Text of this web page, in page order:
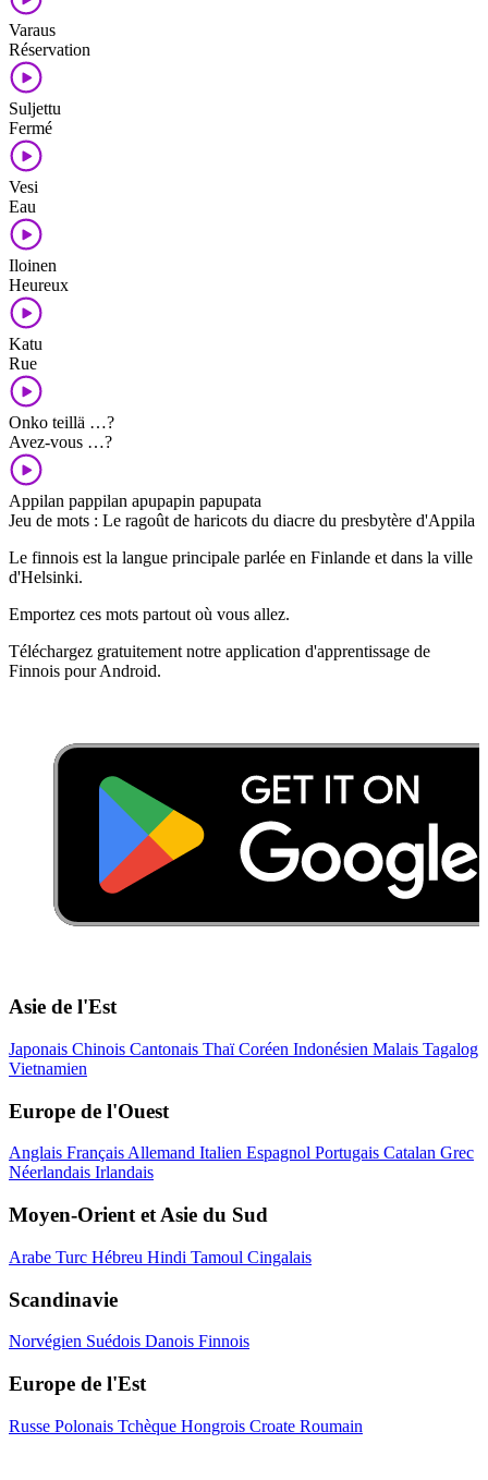
Varaus
Réservation
Suljettu
Fermé
Vesi
Eau
Iloinen
Heureux
Katu
Rue
Onko teillä …?
Avez-vous …?
Appilan pappilan apupapin papupata
Jeu de mots : Le ragoût de haricots du diacre du presbytère d'Appila
Le finnois est la langue principale parlée en Finlande et dans la ville
d'Helsinki.
Emportez ces mots partout où vous allez.
Téléchargez gratuitement notre application d'apprentissage de
Finnois pour Android.
Asie de l'Est
Japonais Chinois Cantonais ThaïCoréen Indonésien Malais Tagalog
Vietnamien
Europe de l'Ouest
Anglais FrançaisAllemand Italien Espagnol Portugais Catalan Grec
Néerlandais Irlandais
Moyen-Orient et Asie du Sud
Arabe Turc Hébreu Hindi Tamoul Cingalais
Scandinavie
Norvégien Suédois Danois Finnois
Europe de l'Est
Russe Polonais Tchèque Hongrois Croate Roumain